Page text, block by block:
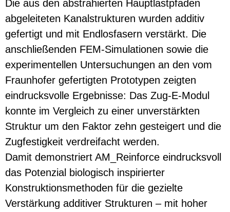
Die aus den abstrahierten Hauptlastpfaden
abgeleiteten Kanalstrukturen wurden additiv
gefertigt und mit Endlosfasern verstärkt. Die
anschließenden FEM-Simulationen sowie die
experimentellen Untersuchungen an den vom
Fraunhofer gefertigten Prototypen zeigten
eindrucksvolle Ergebnisse: Das Zug-E-Modul
konnte im Vergleich zu einer unverstärkten
Struktur um den Faktor zehn gesteigert und die
Zugfestigkeit verdreifacht werden.
Damit demonstriert AM_Reinforce eindrucksvoll
das Potenzial biologisch inspirierter
Konstruktionsmethoden für die gezielte
Verstärkung additiver Strukturen – mit hoher